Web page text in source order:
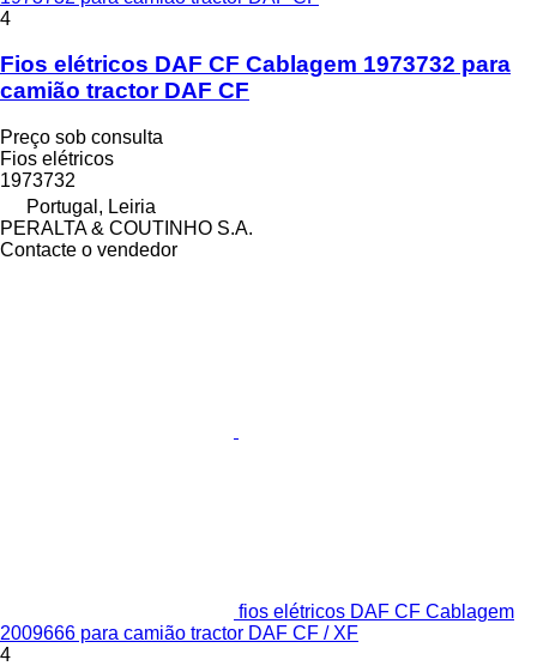
4
Fios elétricos DAF CF Cablagem 1973732 para
camião tractor DAF CF
Preço sob consulta
Fios elétricos
1973732
Portugal, Leiria
PERALTA & COUTINHO S.A.
Contacte o vendedor
fios elétricos DAF CF Cablagem
2009666 para camião tractor DAF CF / XF
4